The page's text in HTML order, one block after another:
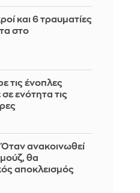
και 6 τραυματίες
στο
τις ένοπλες
ενότητα τις
ανακοινωθεί
θα
αποκλεισμός